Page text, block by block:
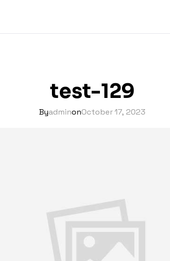
test-129
ByadminonOctober 17, 2023